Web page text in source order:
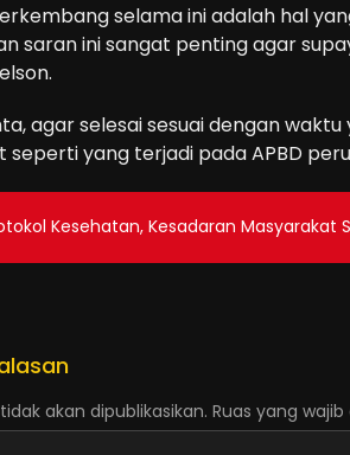
selama ini adalah hal
saran ini sangat penting agar
agar selesai sesuai dengan
yang terjadi pada APBD
Kesehatan, Kesadaran Masyarakat
akan dipublikasikan. Ruas yang